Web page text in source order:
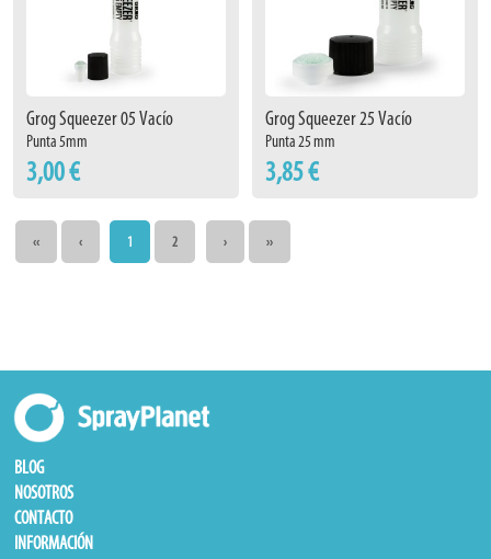
Grog Squeezer 05 Vacío
Punta 5mm
3,00 €
Grog Squeezer 25 Vacío
Punta 25 mm
3,85 €
‹‹ ‹ 1 2 › ››
BLOG
NOSOTROS
CONTACTO
INFORMACIÓN